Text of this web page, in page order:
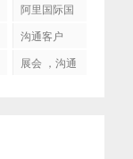
阿里国际国
沟通客户
展会 ，沟通